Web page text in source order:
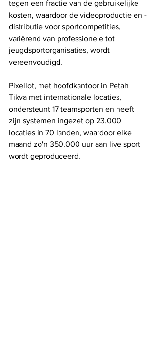
tegen een fractie van de gebruikelijke
kosten, waardoor de videoproductie en -
distributie voor sportcompetities,
variërend van professionele tot
jeugdsportorganisaties, wordt
vereenvoudigd.
Pixellot, met hoofdkantoor in Petah
Tikva met internationale locaties,
ondersteunt 17 teamsporten en heeft
zijn systemen ingezet op 23.000
locaties in 70 landen, waardoor elke
maand zo'n 350.000 uur aan live sport
wordt geproduceerd.